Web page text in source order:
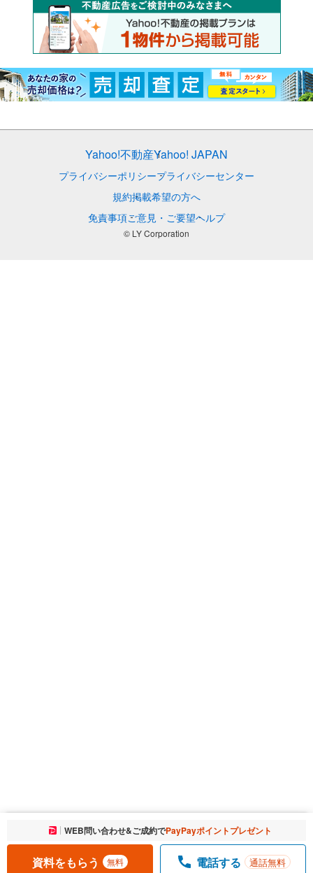
お気に入りに追加しました。 一覧を開く
WEB問い合わせ&ご成約でPayPayポイントプレゼント
資料をもらう 無料 電話する 通話無料
Yahoo!不動産Yahoo! JAPAN
プライバシーポリシープライバシーセンター
規約掲載希望の方へ
免責事項ご意見・ご要望ヘルプ
© LY Corporation